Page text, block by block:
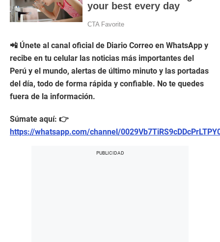
📲 Únete al canal oficial de Diario Correo en WhatsApp y
recibe en tu celular las noticias más importantes del
Perú y el mundo, alertas de último minuto y las portadas
del día, todo de forma rápida y confiable. No te quedes
fuera de la información.
Súmate aquí: 👉
https://whatsapp.com/channel/